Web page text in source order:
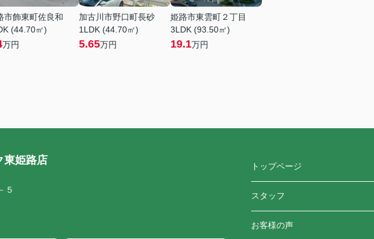
市飾東町佐良和
(44.70㎡)
万円
加古川市野口町長砂
1LDK (44.70㎡)
5.65万円
姫路市東雲町２丁目
3LDK (93.50㎡)
19.1万円
東姫路店
５
トップページ
スタッフ
お客様の声